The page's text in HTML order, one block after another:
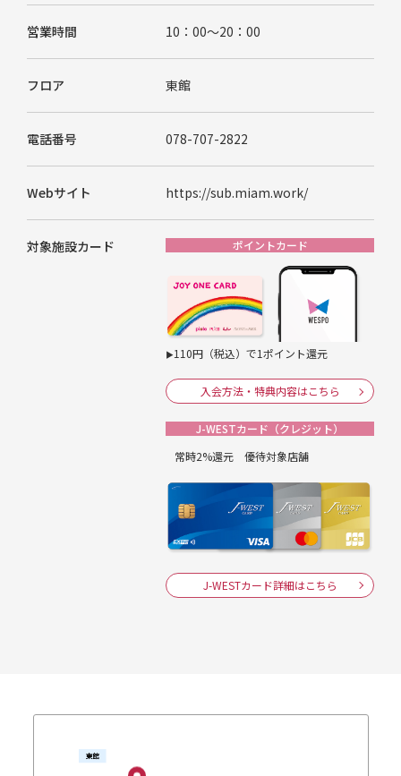
営業時間 10：00～20：00
フロア 東館
電話番号 078-707-2822
Webサイト https://sub.miam.work/
対象施設カード ポイントカード
▶110円（税込）で1ポイント還元
入会方法・特典内容はこちら
J-WESTカード（クレジット）
常時2%還元 優待対象店舗
J-WESTカード詳細はこちら